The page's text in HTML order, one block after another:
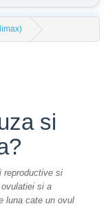
si
reproductive si
si a
luna cate un ovul